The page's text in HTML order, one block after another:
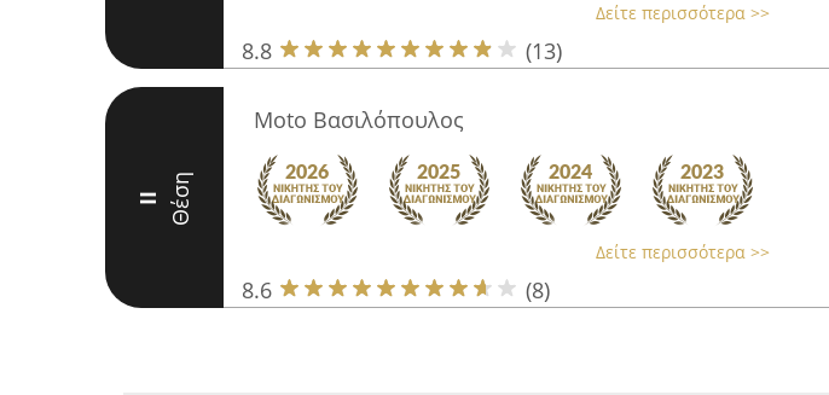
Δείτε περισσότερα >>
8.8 (13)
II Θέση
Moto Βασιλόπουλος
Δείτε περισσότερα >>
8.6 (8)